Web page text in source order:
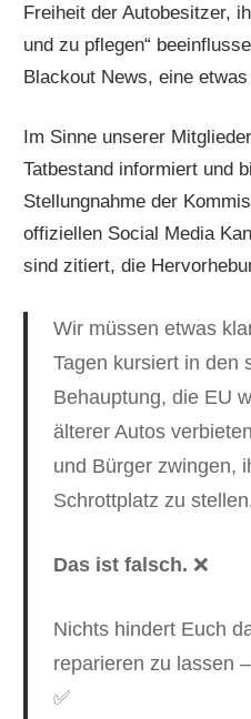
Freiheit der Autobesitzer,
und zu pflegen“
Blackout News, eine
Im Sinne unserer
Tatbestand informiert und
Stellungnahme der
offiziellen Social Media
sind zitiert, die
Wir müssen etwas
Tagen kursiert in den
Behauptung, die EU
älterer Autos
und Bürger zwingen,
Schrottplatz zu
Das ist falsch. ❌
Nichts hindert Euch
reparieren zu lassen
✅